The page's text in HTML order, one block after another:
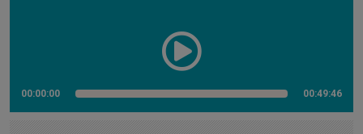
00:00:00 00:49:46